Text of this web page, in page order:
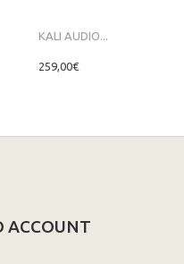
KALI AUDIO...
259,00€
ACCOUNT